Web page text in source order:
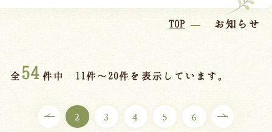
TOP お知らせ
全54 件中 11件～20件を表示しています。
2 3 4 5 6
ご宿泊プラン
お部屋からプランを選ぶ